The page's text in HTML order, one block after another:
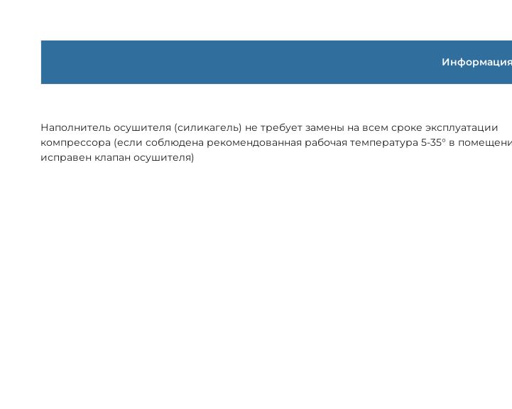
Информация
Наполнитель осушителя (силикагель) не требует замены на всем сроке эксплуатации
компрессора (если соблюдена рекомендованная рабочая температура 5-35° в
исправен клапан осушителя)